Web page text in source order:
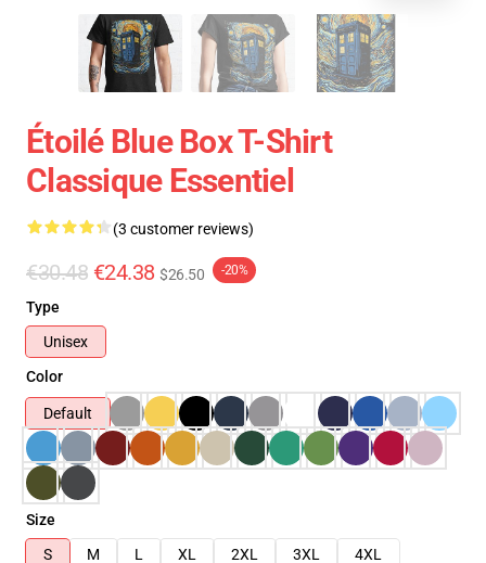
Étoilé Blue Box T-Shirt
Classique Essentiel
(3 customer reviews)
€30.48 €24.38 $26.50 -20%
Type
Unisex
Color
Default
Size
S
M L XL 2XL 3XL
4XL